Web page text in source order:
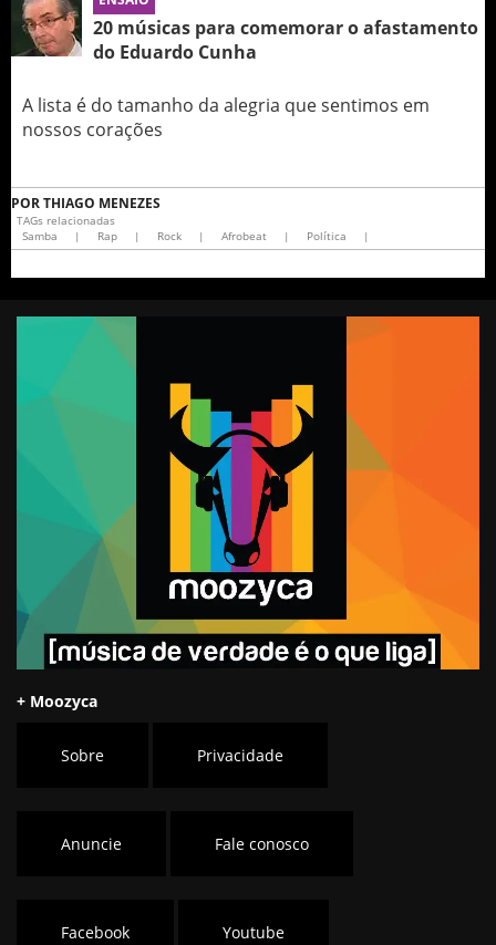
20 músicas para comemorar o afastamento
do Eduardo Cunha
A lista é do tamanho da alegria que sentimos em
nossos corações
PORTHIAGO MENEZES
TAGs relacionadas
Samba
| Rap | Rock | Afrobeat | Política |
+ Moozyca
Sobre Privacidade
Anuncie Fale conosco
Facebook Youtube